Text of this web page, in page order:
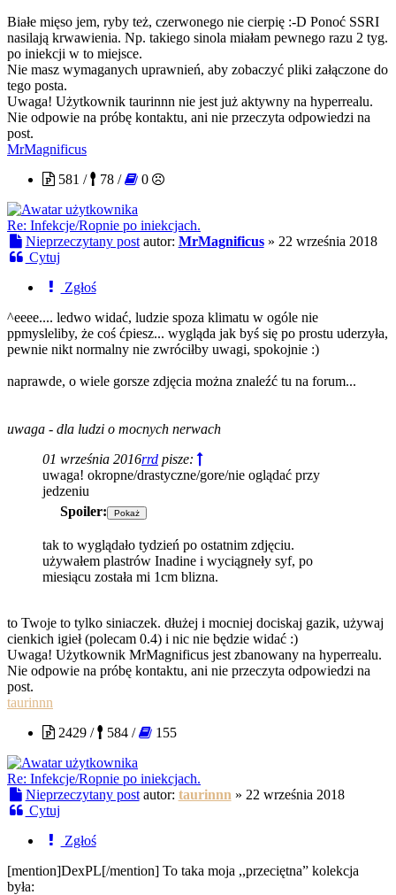
Białe mięso jem, ryby też, czerwonego nie cierpię :-D Ponoć SSRI
nasilają krwawienia. Np. takiego sinola miałam pewnego razu 2 tyg.
po iniekcji w to miejsce.
Nie masz wymaganych uprawnień, aby zobaczyć pliki załączone do
tego posta.
Uwaga! Użytkownik taurinnn nie jest już aktywny na hyperrealu.
Nie odpowie na próbę kontaktu, ani nie przeczyta odpowiedzi na
post.
MrMagnificus
581 /
78 / 0
Re: Infekcje/Ropnie po iniekcjach.
Nieprzeczytany post autor: MrMagnificus» 22 września 2018
Cytuj
Zgłoś
^eeee.... ledwo widać, ludzie spoza klimatu w ogóle nie
ppmysleliby, że coś ćpiesz... wygląda jak byś się po prostu uderzyła,
pewnie nikt normalny nie zwróciłby uwagi, spokojnie :)
naprawde, o wiele gorsze zdjęcia można znaleźć tu na forum...
uwaga - dla ludzi o mocnych nerwach
01 września 2016rrd pisze:
uwaga! okropne/drastyczne/gore/nie oglądać przy
jedzeniu
Spoiler:
tak to wyglądało tydzień po ostatnim zdjęciu.
używałem plastrów Inadine i wyciągneły syf, po
miesiącu została mi 1cm blizna.
to Twoje to tylko siniaczek. dłużej i mocniej dociskaj gazik, używaj
cienkich igieł (polecam 0.4) i nic nie będzie widać :)
Uwaga! Użytkownik MrMagnificus jest zbanowany na hyperrealu.
Nie odpowie na próbę kontaktu, ani nie przeczyta odpowiedzi na
post.
taurinnn
2429 /
584 / 155
Re: Infekcje/Ropnie po iniekcjach.
Nieprzeczytany post autor: taurinnn » 22 września 2018
Cytuj
Zgłoś
[mention]DexPL[/mention] To taka moja ,,przeciętna” kolekcja
była: